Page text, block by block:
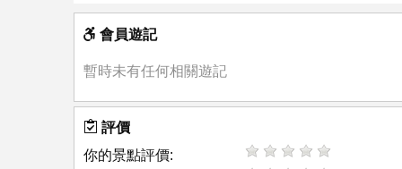
會員遊記
暫時未有任何相關遊記
評價
你的景點評價: